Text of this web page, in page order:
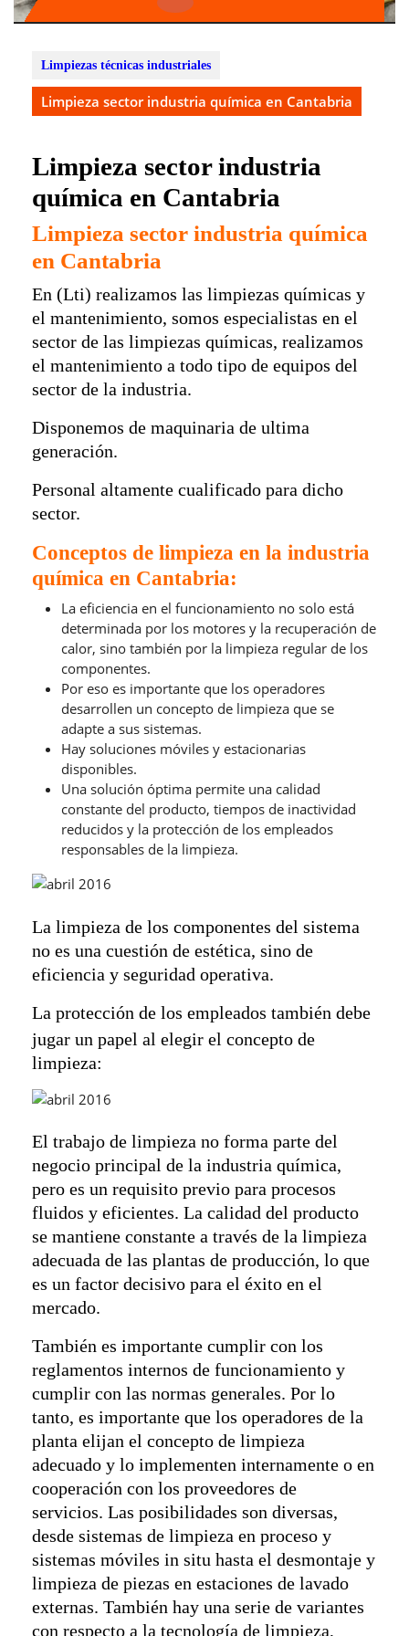
Botón
apertura
Limpiezas técnicas industriales
Limpieza sector industria química en Cantabria
Limpieza sector industria
química en Cantabria
Limpieza sector industria química
en Cantabria
En (Lti) realizamos las limpiezas químicas y
el mantenimiento, somos especialistas en el
sector de las limpiezas químicas, realizamos
el mantenimiento a todo tipo de equipos del
sector de la industria.
Disponemos de maquinaria de ultima
generación.
Personal altamente cualificado para dicho
sector.
Conceptos de limpieza en la industria
química en Cantabria:
La eficiencia en el funcionamiento no solo está
determinada por los motores y la recuperación de
calor, sino también por la limpieza regular de los
componentes.
Por eso es importante que los operadores
desarrollen un concepto de limpieza que se
adapte a sus sistemas.
Hay soluciones móviles y estacionarias
disponibles.
Una solución óptima permite una calidad
constante del producto, tiempos de inactividad
reducidos y la protección de los empleados
responsables de la limpieza.
La limpieza de los componentes del sistema
no es una cuestión de estética, sino de
eficiencia y seguridad operativa.
La protección de los empleados también debe
jugar un papel al elegir el concepto de
limpieza:
El trabajo de limpieza no forma parte del
negocio principal de la industria química,
pero es un requisito previo para procesos
fluidos y eficientes. La calidad del producto
se mantiene constante a través de la limpieza
adecuada de las plantas de producción, lo que
es un factor decisivo para el éxito en el
mercado.
También es importante cumplir con los
reglamentos internos de funcionamiento y
cumplir con las normas generales. Por lo
tanto, es importante que los operadores de la
planta elijan el concepto de limpieza
adecuado y lo implementen internamente o en
cooperación con los proveedores de
servicios. Las posibilidades son diversas,
desde sistemas de limpieza en proceso y
sistemas móviles in situ hasta el desmontaje y
limpieza de piezas en estaciones de lavado
externas. También hay una serie de variantes
con respecto a la tecnología de limpieza,